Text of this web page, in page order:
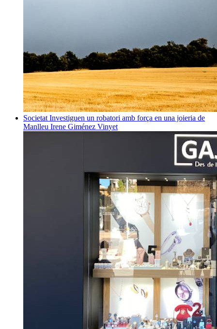
Societat Investiguen un robatori amb força en una joieria de
Manlleu Irene Giménez Vinyet